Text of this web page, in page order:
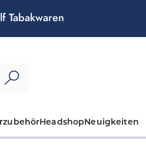
Tabakwaren
HeadshopNeuigkeiten